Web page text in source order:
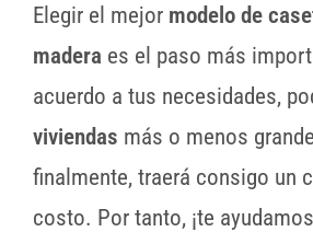
Elegir el mejor modelo de
madera es el paso más
acuerdo a tus necesidades,
viviendas más o menos
finalmente, traerá consigo un
costo. Por tanto, ¡te